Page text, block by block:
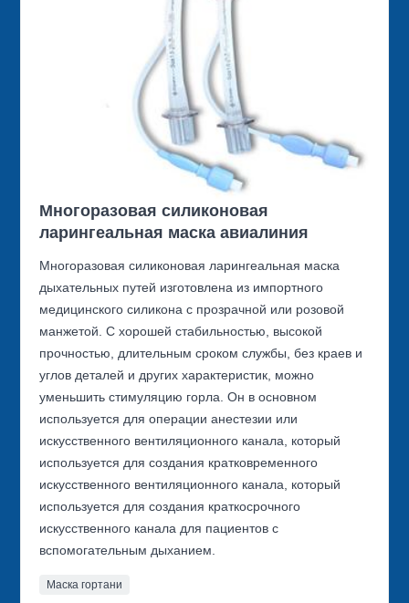
Многоразовая силиконовая
ларингеальная маска авиалиния
Многоразовая силиконовая ларингеальная маска
дыхательных путей изготовлена из импортного
медицинского силикона с прозрачной или розовой
манжетой. С хорошей стабильностью, высокой
прочностью, длительным сроком службы, без краев и
углов деталей и других характеристик, можно
уменьшить стимуляцию горла. Он в основном
используется для операции анестезии или
искусственного вентиляционного канала, который
используется для создания кратковременного
искусственного вентиляционного канала, который
используется для создания краткосрочного
искусственного канала для пациентов с
вспомогательным дыханием.
Маска гортани